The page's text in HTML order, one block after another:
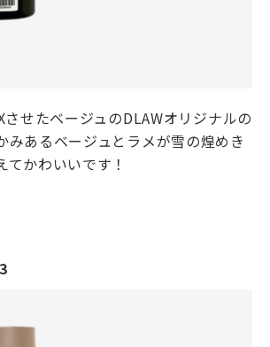
せたベージュのDLAWオリジナルの
みあるベージュとラメが雪の煌めき
かわいいです！